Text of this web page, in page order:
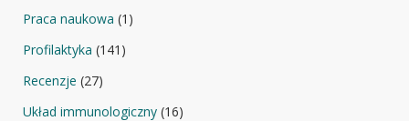
Praca naukowa (1)
Profilaktyka (141)
Recenzje (27)
Układ immunologiczny (16)